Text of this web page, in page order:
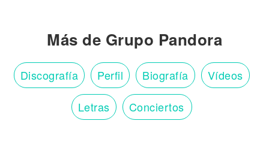
Más de Grupo Pandora
Discografía Perfil Biografía Vídeos
Letras Conciertos